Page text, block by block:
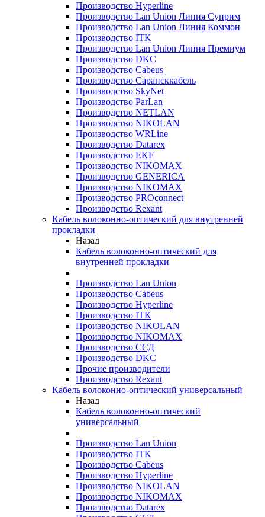
Производство Hyperline
Производство Lan Union Линия Суприм
Производство Lan Union Линия Коммон
Производство ITK
Производство Lan Union Линия Премиум
Производство DKC
Производство Cabeus
Производство Сарансккабель
Производство SkyNet
Производство ParLan
Производство NETLAN
Производство NIKOLAN
Производство WRLine
Производство Datarex
Производство EKF
Производство NIKOMAX
Производство GENERICA
Производство NIKOMAX
Производство PROconnect
Производство Rexant
Кабель волоконно-оптический для внутренней
прокладки
Назад
Кабель волоконно-оптический для
внутренней прокладки
Производство Lan Union
Производство Cabeus
Производство Hyperline
Производство ITK
Производство NIKOLAN
Производство NIKOMAX
Производство ССД
Производство DKC
Прочие производители
Производство Rexant
Кабель волоконно-оптический универсальный
Назад
Кабель волоконно-оптический
универсальный
Производство Lan Union
Производство ITK
Производство Cabeus
Производство Hyperline
Производство NIKOLAN
Производство NIKOMAX
Производство Datarex